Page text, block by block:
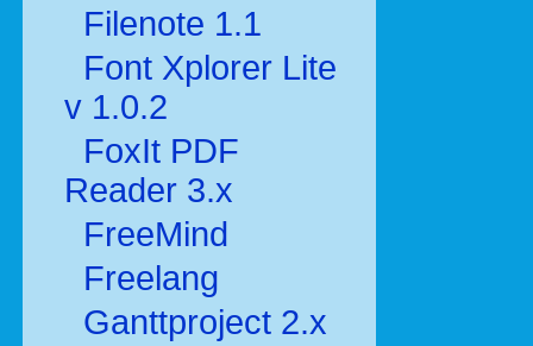
Filenote 1.1
Font Xplorer Lite
v 1.0.2
FoxIt PDF
Reader 3.x
FreeMind
Freelang
Ganttproject 2.x